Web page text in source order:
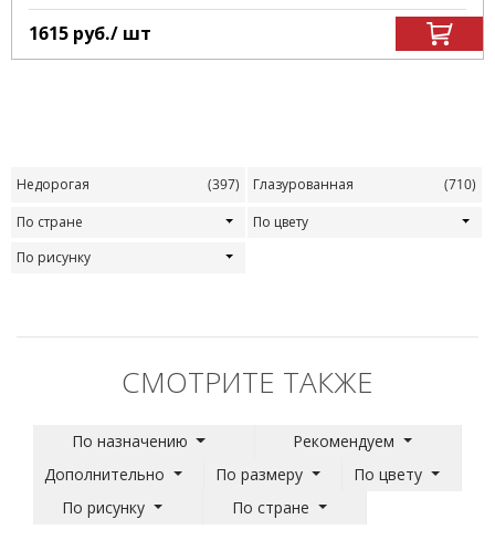
1615 руб./ шт
Недорогая (397) Глазурованная
(710)
По стране
По цвету
По рисунку
СМОТРИТЕ ТАКЖЕ
По назначению
Рекомендуем
Дополнительно
По размеру
По цвету
По рисунку
По стране